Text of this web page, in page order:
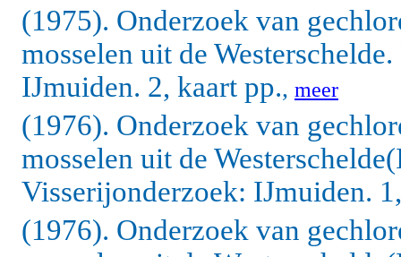
(1975). Onderzoek van
mosselen uit de
IJmuiden. 2, kaart pp., meer
(1976). Onderzoek van
mosselen uit de
Visserijonderzoek: IJmuiden.
(1976). Onderzoek van